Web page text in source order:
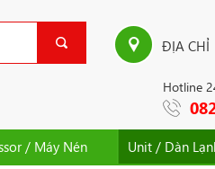
ĐỊA CHỈ
Hotline
/ Máy Nén Unit / Dàn